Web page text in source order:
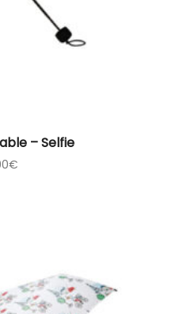
– Selfie
€